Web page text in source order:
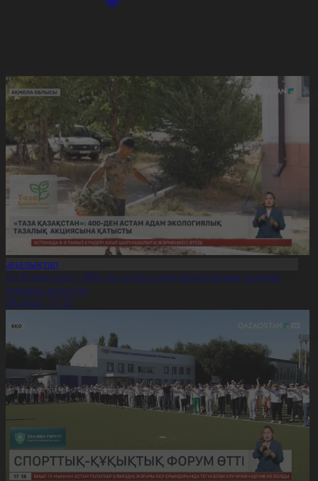
Қазақстан»: 400-ден астам адам экологиялық тазалық
қатысты
17:15